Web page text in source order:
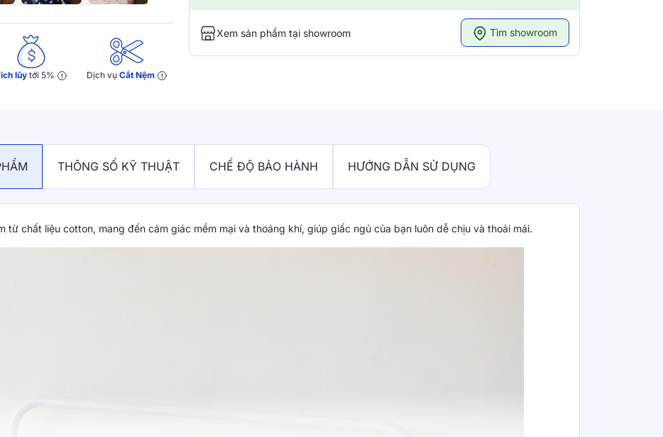
lũytới 5% Dịch vụCắt Nệm
Xem sản phẩm tại showroom Tìm showroom
THÔNG SỐ KỸ THUẬT CHẾ ĐỘ BẢO HÀNH HƯỚNG DẪN SỬ DỤNG
từ chất liệu cotton, mang đến cảm giác mềm mại và thoáng khí, giúp giấc ngủ của bạn luôn dễ chịu và thoải mái.